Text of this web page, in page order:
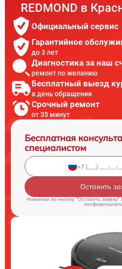
REDMOND в
Официальный сервис
Гарантийное
до 3 лет
Диагностика за наш
ремонт по желанию
Бесплатный выезд
в день обращения
Срочный ремонт
от 35 минут
Бесплатная
специалистом
Оставить
Нажимая на кнопку "Оставить заявку"